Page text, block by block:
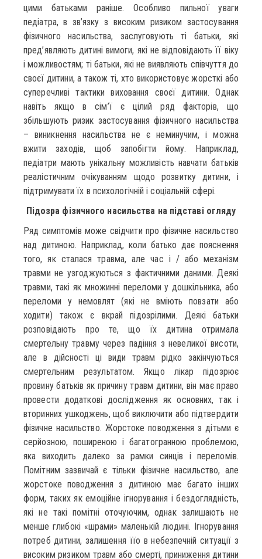
цими батьками раніше. Особливо пильної уваги
педіатра, в зв’язку з високим ризиком застосування
фізичного насильства, заслуговують ті батьки, які
пред’являють дитині вимоги, які не відповідають її віку
і можливостям; ті батьки, які не виявляють співчуття до
своєї дитини, а також ті, хто використовує жорсткі або
суперечливі тактики виховання своєї дитини. Однак
навіть якщо в сім’ї є цілий ряд факторів, що
збільшують ризик застосування фізичного насильства
– виникнення насильства не є неминучим, і можна
вжити заходів, щоб запобігти йому. Наприклад,
педіатри мають унікальну можливість навчати батьків
реалістичним очікуванням щодо розвитку дитини, і
підтримувати їх в психологічній і соціальній сфері.
Підозра фізичного насильства на підставі огляду
Ряд симптомів може свідчити про фізичне насильство
над дитиною. Наприклад, коли батько дає пояснення
того, як сталася травма, але час і / або механізм
травми не узгоджуються з фактичними даними. Деякі
травми, такі як множинні переломи у дошкільника, або
переломи у немовлят (які не вміють повзати або
ходити) також є вкрай підозрілими. Деякі батьки
розповідають про те, що їх дитина отримала
смертельну травму через падіння з невеликої висоти,
але в дійсності ці види травм рідко закінчуються
смертельним результатом. Якщо лікар підозрює
провину батьків як причину травм дитини, він має право
провести додаткові дослідження як основних, так і
вторинних ушкоджень, щоб виключити або підтвердити
фізичне насильство. Жорстоке поводження з дітьми є
серйозною, поширеною і багатогранною проблемою,
яка виходить далеко за рамки синців і переломів.
Помітним зазвичай є тільки фізичне насильство, але
жорстоке поводження з дитиною має багато інших
форм, таких як емоційне ігнорування і бездоглядність,
які не такі помітні оточуючим, однак залишають не
менше глибокі «шрами» маленькій людині. Ігнорування
потреб дитини, залишення їїо в небезпечній ситуації з
високим ризиком травм або смерті, приниження дитини